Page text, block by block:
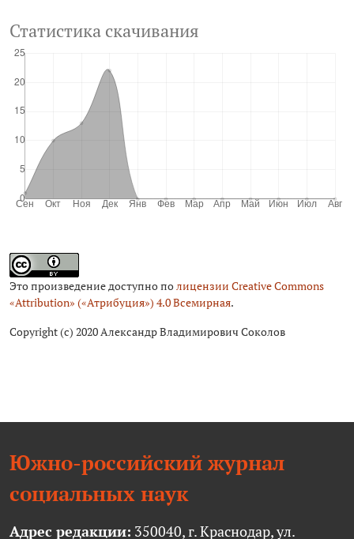
Это произведение доступно полицензии Creative Commons
«Attribution» («Атрибуция») 4.0 Всемирная.
Copyright (c) 2020 Александр Владимирович Соколов
Статистика скачивания
Южно-российский журнал
социальных наук
Адрес редакции: 350040, г. Краснодар, ул.